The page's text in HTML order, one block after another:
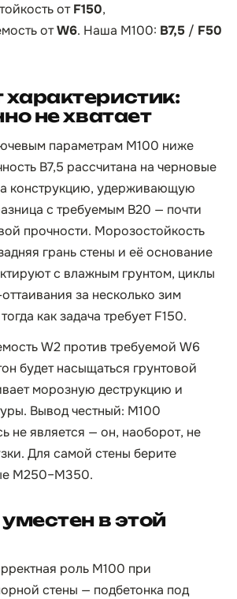
отF150,
отW6. Наша М100: B7,5 / F50
не хватает
параметрам М100 ниже
B7,5 рассчитана на черновые
конструкцию, удерживающую
с требуемым B20 — почти
прочности. Морозостойкость
грань стены и её основание
с влажным грунтом, циклы
за несколько зим
как задача требует F150.
W2 против требуемой W6
будет насыщаться грунтовой
морозную деструкцию и
Вывод честный: М100
не является — он, наоборот, не
Для самой стены берите
М250–М350.
в этой
роль М100 при
стены — подбетонка под